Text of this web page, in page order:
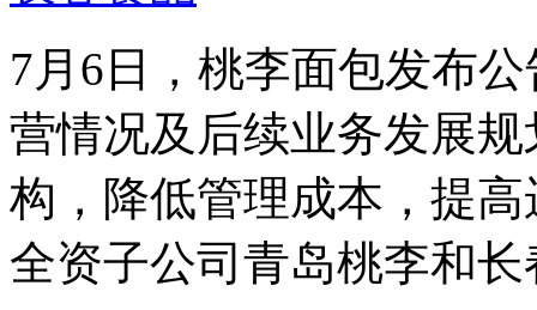
7月6日，桃李面包发布
营情况及后续业务发展
构，降低管理成本，提
全资子公司青岛桃李和